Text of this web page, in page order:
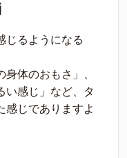
じるようになる
身体のおもさ」、
い感じ」など、タ
感じでありますよ